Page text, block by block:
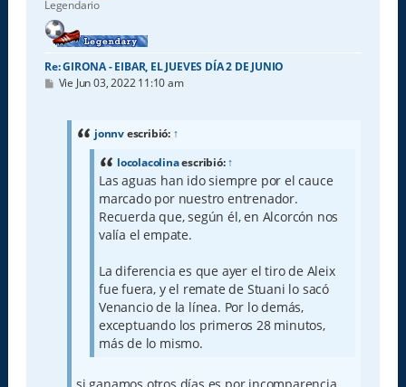
Legendario
Re: GIRONA - EIBAR, EL JUEVES DÍA 2 DE JUNIO
M
Vie Jun 03, 2022 11:10 am
jonnvescribió: ↑
locolacolinaescribió:↑
Las aguas han ido siempre por el cauce
marcado por nuestro entrenador.
Recuerda que, según él, en Alcorcón nos
valía el empate.
La diferencia es que ayer el tiro de Aleix
fue fuera, y el remate de Stuani lo sacó
Venancio de la línea. Por lo demás,
exceptuando los primeros 28 minutos,
más de lo mismo.
si ganamos otros días es por incomparencia